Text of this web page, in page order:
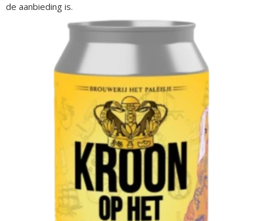
de aanbieding is.